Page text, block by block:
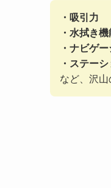
・吸引力
・水拭き機
・ナビゲ
・ステー
など、沢山